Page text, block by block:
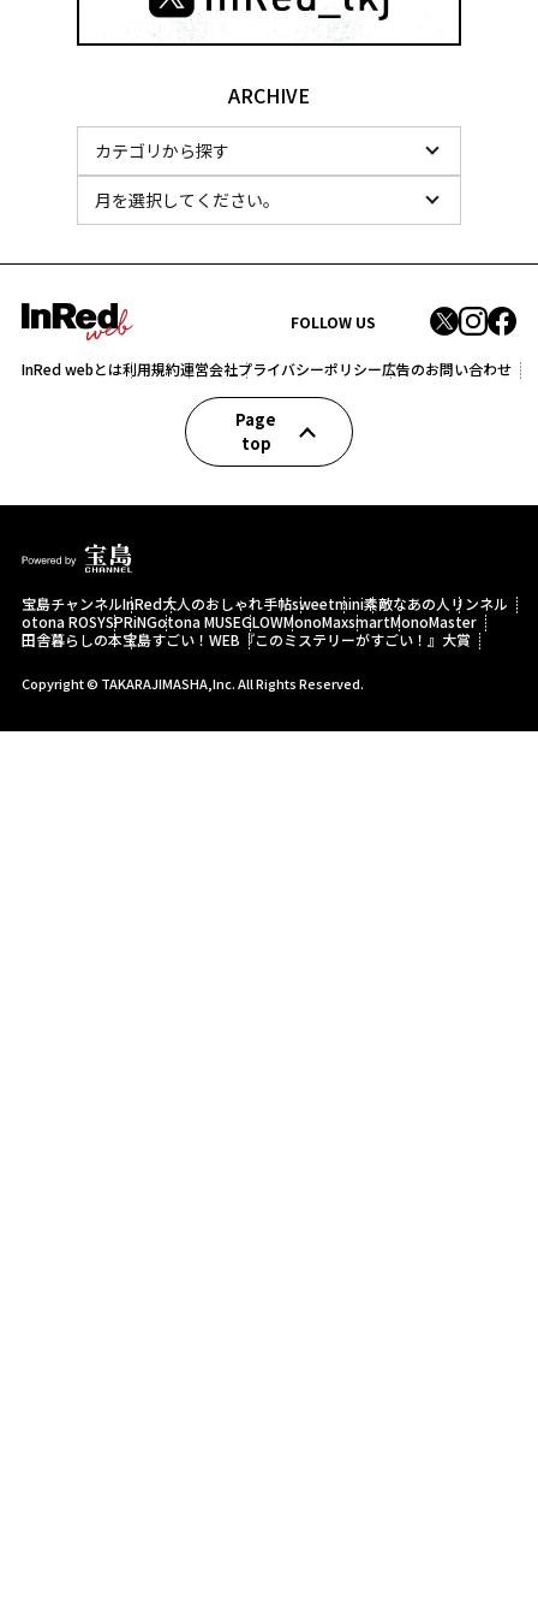
ARCHIVE
FOLLOW US
InRed webとは利用規約運営会社プライバシーポリシー広告のお問い合わせ
Page
top
宝島チャンネルInRed大人のおしゃれ手帖sweetmini素敵なあの人 リンネル
otona ROSYSPRiNGotona MUSEGLOWMonoMaxsmartMonoMaster
田舎暮らしの本宝島すごい！WEB 『このミステリーがすごい！』大賞
Copyright © TAKARAJIMASHA,Inc. All Rights Reserved.